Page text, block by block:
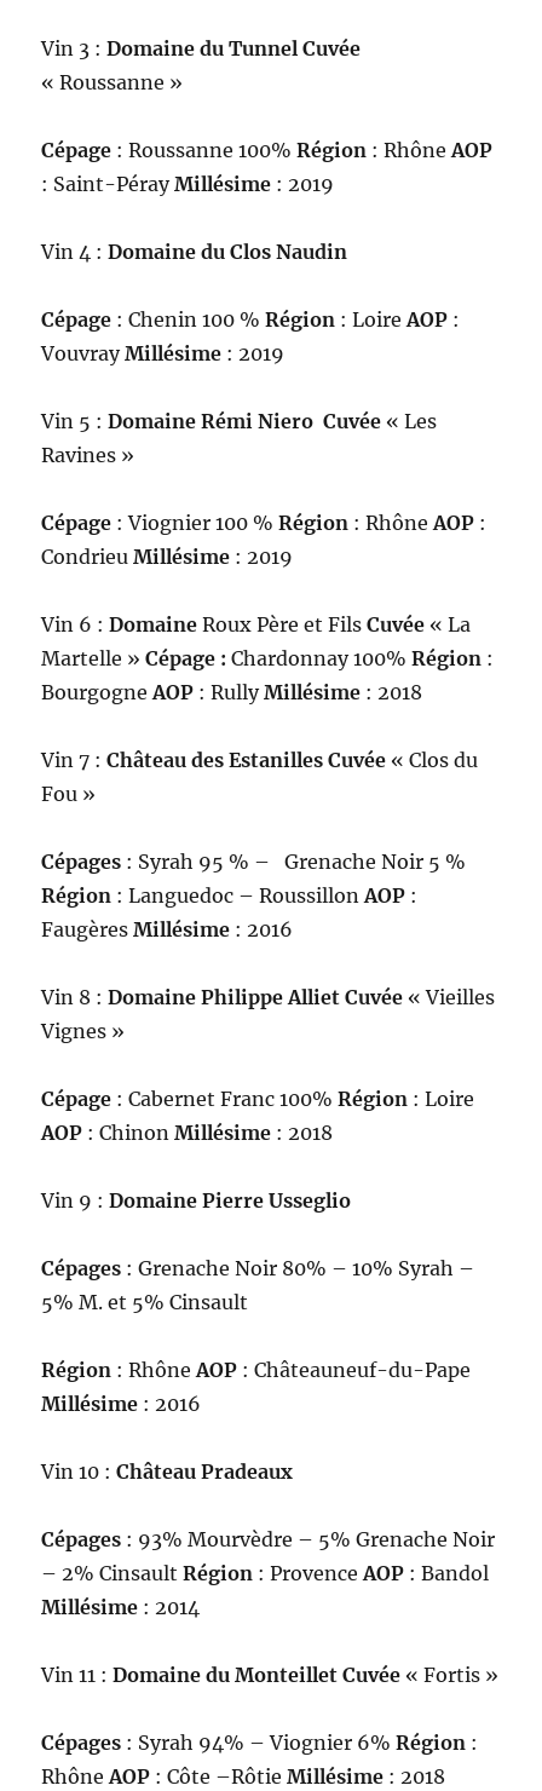
Vin 3 :Domaine du Tunnel Cuvée
« Roussanne »
Cépage : Roussanne 100%Région : RhôneAOP
: Saint-PérayMillésime : 2019
Vin 4 :Domaine du Clos Naudin
Cépage : Chenin 100 %Région : LoireAOP :
VouvrayMillésime : 2019
Vin 5 :Domaine Rémi Niero Cuvée « Les
Ravines »
Cépage : Viognier 100 %Région : RhôneAOP :
CondrieuMillésime : 2019
Vin 6 :Domaine Roux Père et FilsCuvée « La
Martelle »Cépage :Chardonnay 100%Région :
BourgogneAOP : RullyMillésime : 2018
Vin 7 :Château des Estanilles Cuvée « Clos du
Fou »
Cépages : Syrah 95 % – Grenache Noir 5 %
Région : Languedoc – RoussillonAOP :
FaugèresMillésime : 2016
Vin 8 :Domaine Philippe Alliet Cuvée « Vieilles
Vignes »
Cépage : Cabernet Franc 100%Région : Loire
AOP : ChinonMillésime : 2018
Vin 9 :Domaine Pierre Usseglio
Cépages : Grenache Noir 80% – 10% Syrah –
5% M. et 5% Cinsault
Région : RhôneAOP : Châteauneuf-du-Pape
Millésime : 2016
Vin 10 :Château Pradeaux
Cépages : 93% Mourvèdre – 5% Grenache Noir
– 2% CinsaultRégion : ProvenceAOP : Bandol
Millésime : 2014
Vin 11 :Domaine du Monteillet Cuvée « Fortis »
Cépages : Syrah 94% – Viognier 6%Région :
RhôneAOP : Côte –RôtieMillésime : 2018